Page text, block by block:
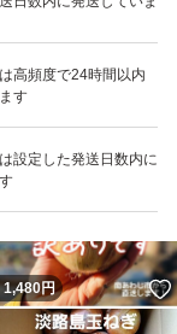
高頻度で24時間以内
す
設定した発送日数内に
いいね！
2,500
いね！
1,480円